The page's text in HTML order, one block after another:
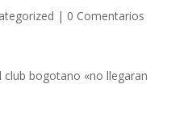
| 0 Comentarios
bogotano «no llegaran